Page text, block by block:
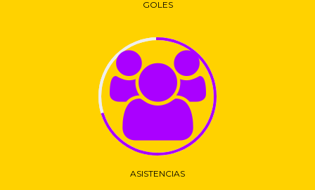
GOLES
ASISTENCIAS